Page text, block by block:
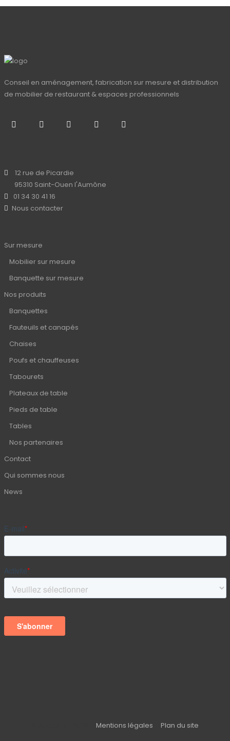
Conseil en aménagement, fabrication sur mesure et distribution
de mobilier de restaurant & espaces professionnels
12 rue de Picardie
95310 Saint-Ouen l'Aumône
01 34 30 41 16
Nous contacter
Sur mesure
Mobilier sur mesure
Banquette sur mesure
Nos produits
Banquettes
Fauteuils et canapés
Chaises
Poufs et chauffeuses
Tabourets
Plateaux de table
Pieds de table
Tables
Nos partenaires
Contact
Qui sommes nous
News
Mentions légales Plan du site